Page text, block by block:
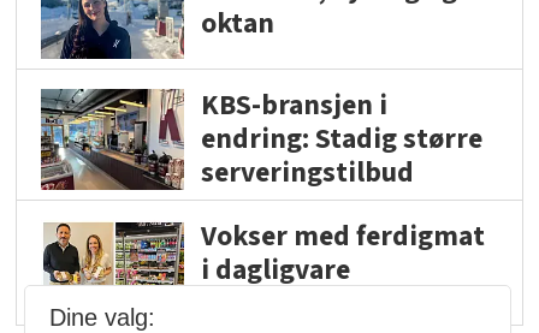
oktan
KBS-bransjen i
endring: Stadig større
serveringstilbud
Vokser med ferdigmat
i dagligvare
Dine valg: